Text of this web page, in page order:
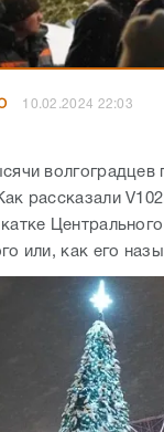
10.02.2024 22:03
волгоградцев
рассказали
или, как его